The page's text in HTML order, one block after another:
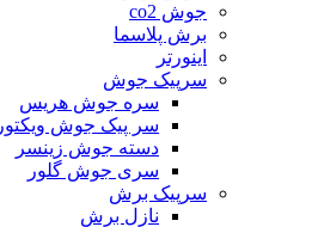
جوش co2
برش پلاسما
اینورتر
سرپیک جوش
سره جوش هریس
سر پیک جوش ویکتور
دسته جوش زینسر
سری جوش گلور
سرپیک برش
نازل برش